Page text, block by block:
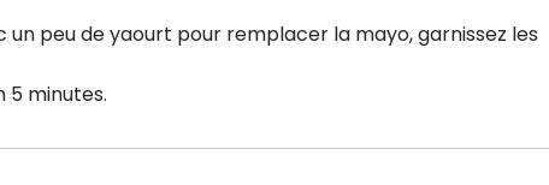
un peu de yaourt pour remplacer la mayo, garnissez les
5 minutes.